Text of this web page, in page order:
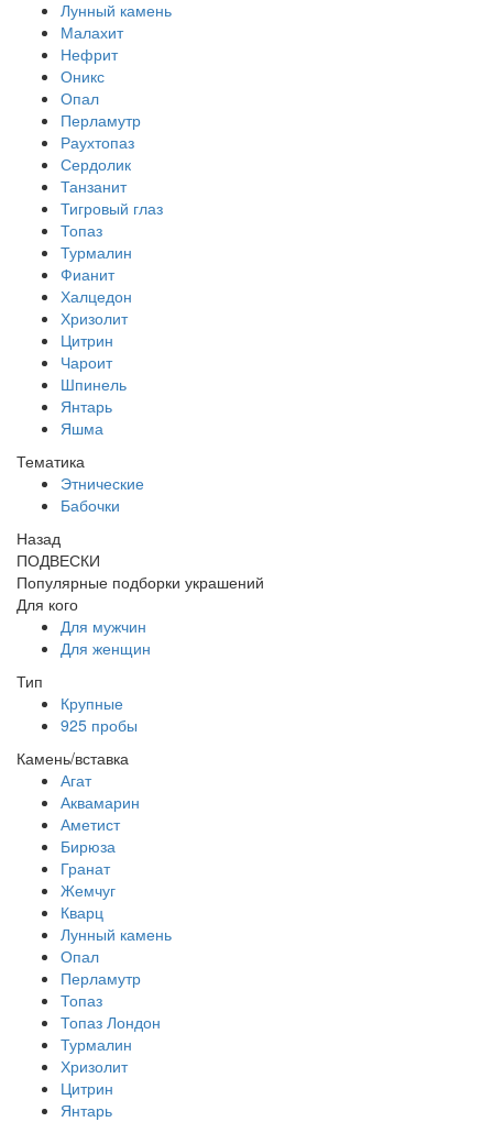
Лунный камень
Малахит
Нефрит
Оникс
Опал
Перламутр
Раухтопаз
Сердолик
Танзанит
Тигровый глаз
Топаз
Турмалин
Фианит
Халцедон
Хризолит
Цитрин
Чароит
Шпинель
Янтарь
Яшма
Тематика
Этнические
Бабочки
Назад
ПОДВЕСКИ
Популярные подборки украшений
Для кого
Для мужчин
Для женщин
Тип
Крупные
925 пробы
Камень/вставка
Агат
Аквамарин
Аметист
Бирюза
Гранат
Жемчуг
Кварц
Лунный камень
Опал
Перламутр
Топаз
Топаз Лондон
Турмалин
Хризолит
Цитрин
Янтарь